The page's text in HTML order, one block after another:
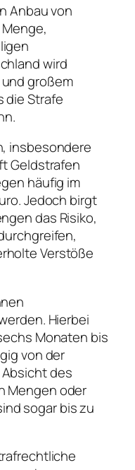
Anbau von
wird
großem
die Strafe
insbesondere
Geldstrafen
häufig im
Jedoch birgt
das Risiko,
Verstöße
Hierbei
Monaten bis
von der
des
Mengen oder
sogar bis zu